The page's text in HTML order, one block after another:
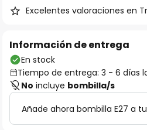
Excelentes valoraciones en
Información de entrega
En stock
Tiempo de entrega: 3 - 6 días
No incluye bombilla/s
Añade ahora bombilla E27 a